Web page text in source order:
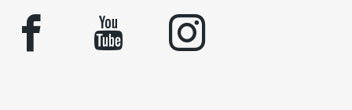
facebook youtube instagram